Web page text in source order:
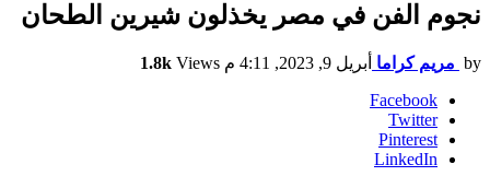
نجوم الفن في مصر يخذلون شيرين الطحان
by مريم كراما أبريل 9, 2023, 4:11 م 1.8k Views
Facebook
Twitter
Pinterest
LinkedIn